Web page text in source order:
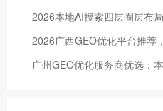
2026本地AI搜索四层圈层布
2026广西GEO优化平台推荐
广州GEO优化服务商优选：